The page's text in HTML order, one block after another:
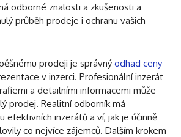
odborné znalosti a zkušenosti a
průběh prodeje i ochranu vašich
prodeji je správný odhad ceny
v inzerci. Profesionální inzerát
a detailními informacemi může
prodej. Realitní odborník má
efektivních inzerátů a ví, jak je účinně
co nejvíce zájemců. Dalším krokem